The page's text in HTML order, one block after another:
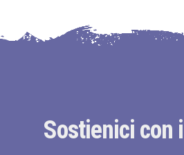
Sostienici con